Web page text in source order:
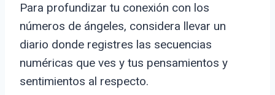
Para profundizar tu conexión con los
números de ángeles, considera llevar un
diario donde registres las secuencias
numéricas que ves y tus pensamientos y
sentimientos al respecto.